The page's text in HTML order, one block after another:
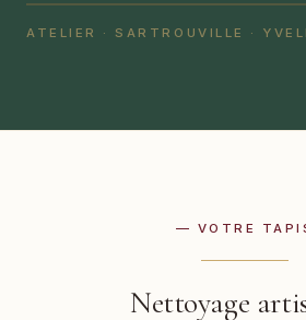
ATELIER · SARTROUVILLE ·
— VOTRE
Nettoyage